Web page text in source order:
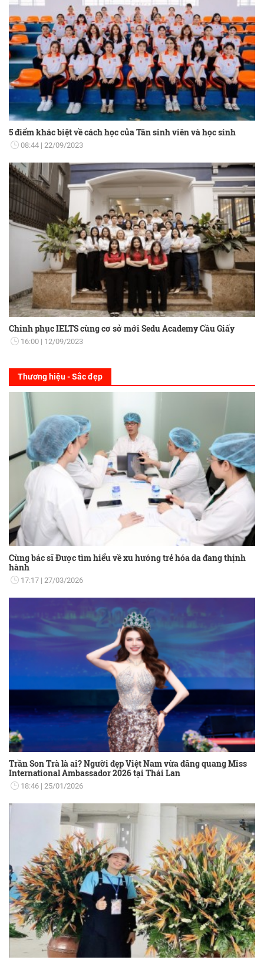
5 điểm khác biệt về cách học của Tân sinh viên và học sinh
08:44 22/09/2023
Chinh phục IELTS cùng cơ sở mới Sedu Academy Cầu Giấy
16:00 12/09/2023
Thương hiệu - Sắc đẹp
Cùng bác sĩ Được tìm hiểu về xu hướng trẻ hóa da đang thịnh
hành
17:17 27/03/2026
Trần Son Trà là ai? Người đẹp Việt Nam vừa đăng quang Miss
International Ambassador 2026 tại Thái Lan
18:46 25/01/2026